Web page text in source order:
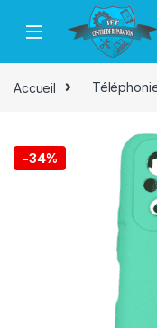
Passer à la navigation
Aller au contenu
Accueil
-34%